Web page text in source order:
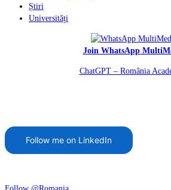
Știri
Universități
Join WhatsApp
ChatGPT – România
Follow me on LinkedIn